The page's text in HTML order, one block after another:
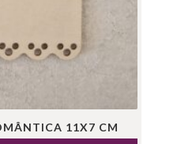
11X7 CM